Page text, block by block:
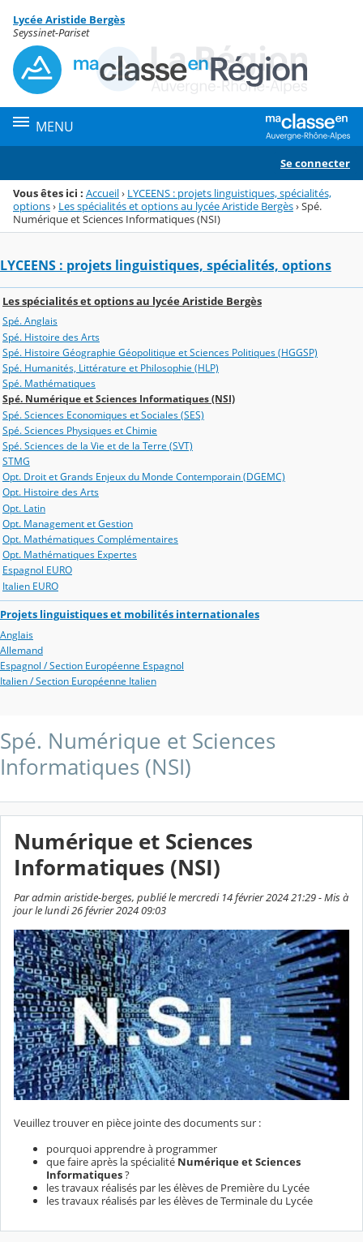
Menu de la rubrique
Contenu
Lycée Aristide Bergès
Seyssinet-Pariset
MENU
Se connecter
Vous êtes ici : Accueil› LYCEENS : projets linguistiques, spécialités,
options› Les spécialités et options au lycée Aristide Bergès›Spé.
Numérique et Sciences Informatiques (NSI)
LYCEENS : projets linguistiques, spécialités, options
Les spécialités et options au lycée Aristide Bergès
Spé. Anglais
Spé. Histoire des Arts
Spé. Histoire Géographie Géopolitique et Sciences Politiques (HGGSP)
Spé. Humanités, Littérature et Philosophie (HLP)
Spé. Mathématiques
Spé. Numérique et Sciences Informatiques (NSI)
Spé. Sciences Economiques et Sociales (SES)
Spé. Sciences Physiques et Chimie
Spé. Sciences de la Vie et de la Terre (SVT)
STMG
Opt. Droit et Grands Enjeux du Monde Contemporain (DGEMC)
Opt. Histoire des Arts
Opt. Latin
Opt. Management et Gestion
Opt. Mathématiques Complémentaires
Opt. Mathématiques Expertes
Espagnol EURO
Italien EURO
Projets linguistiques et mobilités internationales
Anglais
Allemand
Espagnol / Section Européenne Espagnol
Italien / Section Européenne Italien
Spé. Numérique et Sciences
Informatiques (NSI)
Numérique et Sciences
Informatiques (NSI)
Par admin aristide-berges, publié le mercredi 14 février 2024 21:29 - Mis à
jour le lundi 26 février 2024 09:03
Veuillez trouver en pièce jointe des documents sur :
pourquoi apprendre à programmer
que faire après la spécialité Numérique et Sciences
Informatiques?
les travaux réalisés par les élèves de Première du Lycée
les travaux réalisés par les élèves de Terminale du Lycée